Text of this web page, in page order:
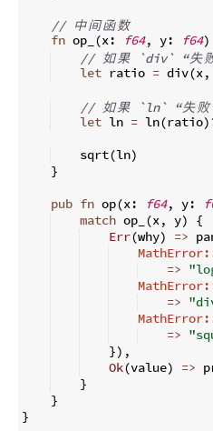
// 中间函 数
fn op_ (x: f64, y: f64)
// 如果 `div` “失
let ratio = div(x,
// 如果 `ln` “失败
let ln = ln(ratio)
    sqrt
(ln)
}
pub fn op(x: f64, y:
match op_ (x, y)
{
Err(why) =>
=>
=>
=>
}) ,
Ok(value) =>
}
}
}